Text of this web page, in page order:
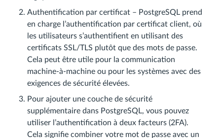
Authentification par certificat – PostgreSQL prend
en charge l’authentification par certificat client, où
les utilisateurs s’authentifient en utilisant des
certificats SSL/TLS plutôt que des mots de passe.
Cela peut être utile pour la communication
machine-à-machine ou pour les systèmes avec des
exigences de sécurité élevées.
Pour ajouter une couche de sécurité
supplémentaire dans PostgreSQL, vous pouvez
utiliser l’authentification à deux facteurs (2FA).
Cela signifie combiner votre mot de passe avec un